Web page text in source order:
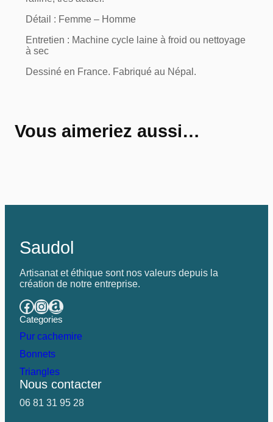
Détail : Femme – Homme
Entretien : Machine cycle laine à froid ou nettoyage
à sec
Dessiné en France. Fabriqué au Népal.
Vous aimeriez aussi…
Saudol
Artisanat et éthique sont nos valeurs depuis la
création de notre entreprise.
Categories
Pur cachemire
Bonnets
Triangles
Nous contacter
06 81 31 95 28